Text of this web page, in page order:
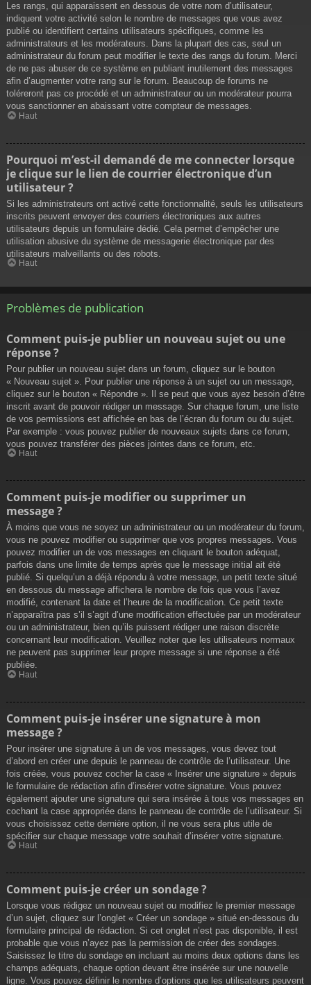
Les rangs, qui apparaissent en dessous de votre nom d’utilisateur,
indiquent votre activité selon le nombre de messages que vous avez
publié ou identifient certains utilisateurs spécifiques, comme les
administrateurs et les modérateurs. Dans la plupart des cas, seul un
administrateur du forum peut modifier le texte des rangs du forum. Merci
de ne pas abuser de ce système en publiant inutilement des messages
afin d’augmenter votre rang sur le forum. Beaucoup de forums ne
toléreront pas ce procédé et un administrateur ou un modérateur pourra
vous sanctionner en abaissant votre compteur de messages.
Haut
Pourquoi m’est-il demandé de me connecter lorsque
je clique sur le lien de courrier électronique d’un
utilisateur ?
Si les administrateurs ont activé cette fonctionnalité, seuls les utilisateurs
inscrits peuvent envoyer des courriers électroniques aux autres
utilisateurs depuis un formulaire dédié. Cela permet d’empêcher une
utilisation abusive du système de messagerie électronique par des
utilisateurs malveillants ou des robots.
Haut
Problèmes de publication
Comment puis-je publier un nouveau sujet ou une
réponse ?
Pour publier un nouveau sujet dans un forum, cliquez sur le bouton
« Nouveau sujet ». Pour publier une réponse à un sujet ou un message,
cliquez sur le bouton « Répondre ». Il se peut que vous ayez besoin d’être
inscrit avant de pouvoir rédiger un message. Sur chaque forum, une liste
de vos permissions est affichée en bas de l’écran du forum ou du sujet.
Par exemple : vous pouvez publier de nouveaux sujets dans ce forum,
vous pouvez transférer des pièces jointes dans ce forum, etc.
Haut
Comment puis-je modifier ou supprimer un
message ?
À moins que vous ne soyez un administrateur ou un modérateur du forum,
vous ne pouvez modifier ou supprimer que vos propres messages. Vous
pouvez modifier un de vos messages en cliquant le bouton adéquat,
parfois dans une limite de temps après que le message initial ait été
publié. Si quelqu’un a déjà répondu à votre message, un petit texte situé
en dessous du message affichera le nombre de fois que vous l’avez
modifié, contenant la date et l’heure de la modification. Ce petit texte
n’apparaîtra pas s’il s’agit d’une modification effectuée par un modérateur
ou un administrateur, bien qu’ils puissent rédiger une raison discrète
concernant leur modification. Veuillez noter que les utilisateurs normaux
ne peuvent pas supprimer leur propre message si une réponse a été
publiée.
Haut
Comment puis-je insérer une signature à mon
message ?
Pour insérer une signature à un de vos messages, vous devez tout
d’abord en créer une depuis le panneau de contrôle de l’utilisateur. Une
fois créée, vous pouvez cocher la case « Insérer une signature » depuis
le formulaire de rédaction afin d’insérer votre signature. Vous pouvez
également ajouter une signature qui sera insérée à tous vos messages en
cochant la case appropriée dans le panneau de contrôle de l’utilisateur. Si
vous choisissez cette dernière option, il ne vous sera plus utile de
spécifier sur chaque message votre souhait d’insérer votre signature.
Haut
Comment puis-je créer un sondage ?
Lorsque vous rédigez un nouveau sujet ou modifiez le premier message
d’un sujet, cliquez sur l’onglet « Créer un sondage » situé en-dessous du
formulaire principal de rédaction. Si cet onglet n’est pas disponible, il est
probable que vous n’ayez pas la permission de créer des sondages.
Saisissez le titre du sondage en incluant au moins deux options dans les
champs adéquats, chaque option devant être insérée sur une nouvelle
ligne. Vous pouvez définir le nombre d’options que les utilisateurs peuvent